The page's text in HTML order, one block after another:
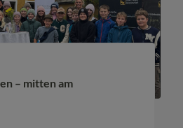
– mitten am